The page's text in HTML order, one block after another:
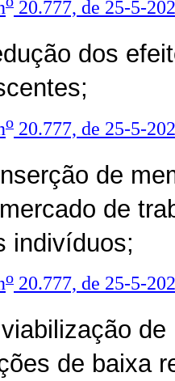
20.777, de 25-5-
dos
o 20.777, de 25-5-
de
de
indivíduos;
o 20.777, de 25-5-
de baixa